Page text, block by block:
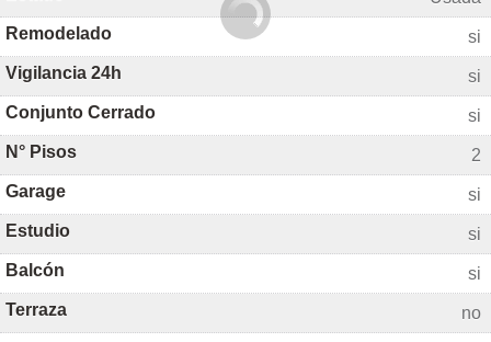
Remodelado
si
Vigilancia 24h
si
Conjunto Cerrado
si
N° Pisos
2
Garage
si
Estudio
si
Balcón
si
Terraza
no